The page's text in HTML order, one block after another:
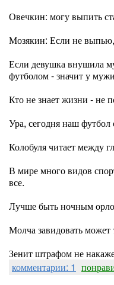
Овечкин: могу выпить
Мозякин: Если не
Если девушка внушила
футболом - значит у
Кто не знает жизни - не
Ура, сегодня наш футбол
Колобуля читает между
В мире много видов
все.
Лучше быть ночным
Молча завидовать может
Зенит штрафом не
комментарии: 1